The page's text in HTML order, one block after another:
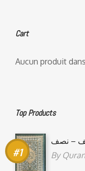
Cart
Aucun produit
Top Products
– نصف
By Quran